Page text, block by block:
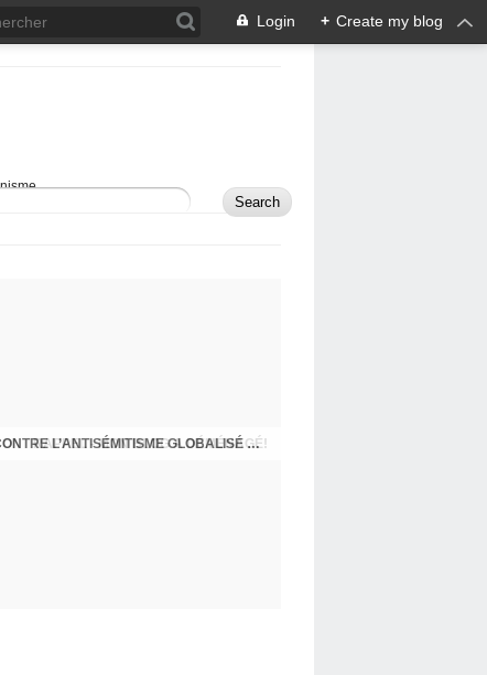
Login + Create my blog
COMMENT DÉFENDRE ISRAËL ET LUTTER CONTRE L’ANTISÉMITISME GLOBALISÉ À L’ÈRE DES RÉSEAUX SOCIAUX?
RAPPEL - MON BLOG A DÉMÉNAGÉ!